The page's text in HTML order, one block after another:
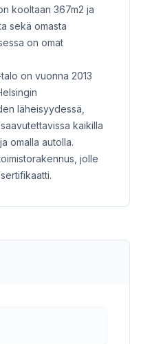
kooltaan 367m2 ja
sekä omasta
on omat
on vuonna 2013
läheisyydessä,
kaikilla
omalla autolla.
jolle